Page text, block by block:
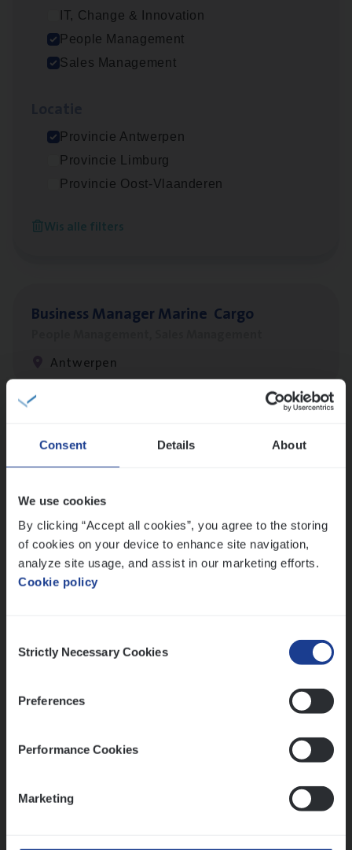
Consent Details About
We use cookies
By clicking “Accept all cookies”, you agree to the storing
of cookies on your device to enhance site navigation,
analyze site usage, and assist in our marketing efforts.
Cookie policy
Selection
Strictly Necessary Cookies
Preferences
Performance Cookies
Marketing
IT, Change & Innovation
People Management
Sales Management
Provincie Antwerpen
Provincie Limburg
Provincie Oost-Vlaanderen
Wis alle filters
Insu­ran­ce Bro­kerKMO
Cor­po­ra­te Insu­ran­ce Bro­ker Property
Antwerpen
Busi­ness Mana­ger Mari­ne Cargo
Antwerpen
Lees onze verhalen
Meer dan collega’s: hoe Julie en Aurélie elkaar
Mathias houdt van diepgaande dossiers én droge
humor
Thalia zoekt graag oplossingen, in games én op het
werk
Ons sollicitatieproces